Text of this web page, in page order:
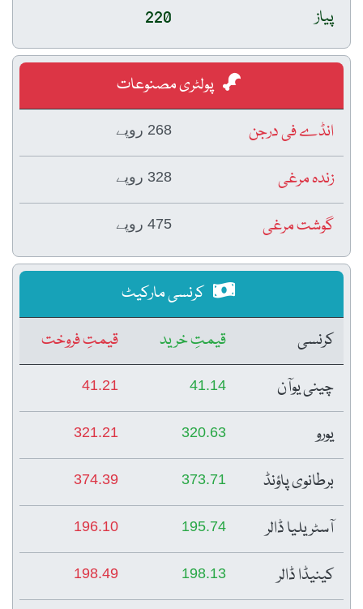
پیاز
220
پولٹری مصنوعات
انڈے فی درجن
268 روپے
زندہ مرغی 328 روپے
گوشت مرغی 475 روپے
کرنسی مارکیٹ
کرنسی
قیمتِ خرید
قیمتِ فروخت
چینی یوآن
41.14
41.21
یورو 320.63
321.21
برطانوی پاؤنڈ 373.71
374.39
آسٹریلیا ڈالر 195.74
196.10
کینیڈا ڈالر 198.13
198.49